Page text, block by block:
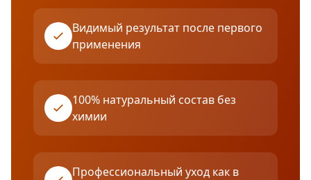
Видимый результат после первого
применения
100% натуральный состав без
химии
Профессиональный уход как в